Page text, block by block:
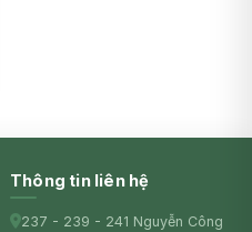
Thông tin liên hệ
237 - 239 - 241 Nguyễn Công